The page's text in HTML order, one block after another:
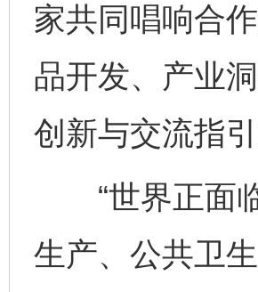
家共同唱响合
品开发、产业
创新与交流指引
“世界正面临
生产、公共卫